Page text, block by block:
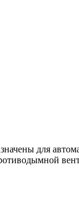
для